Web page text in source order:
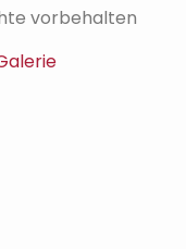
vorbehalten